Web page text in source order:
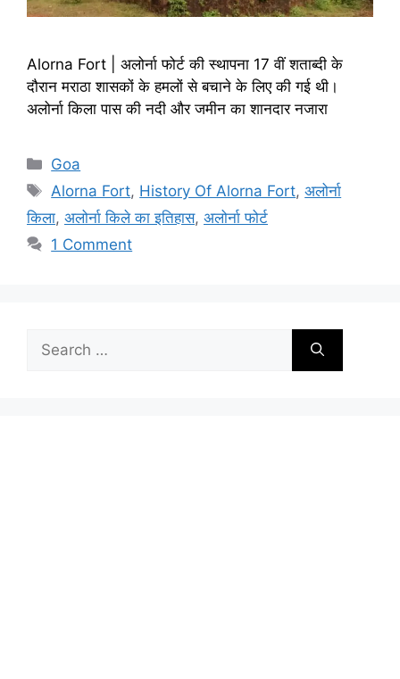
Alorna Fort | अलोर्ना फोर्ट की स्थापना 17 वीं शताब्दी के
दौरान मराठा शासकों के हमलों से बचाने के लिए की गई थी।
अलोर्ना किला पास की नदी और जमीन का शानदार नजारा
Categories
Goa
Tags
Alorna Fort, History Of Alorna Fort,अलोर्ना
किला, अलोर्ना किले का इतिहास, अलोर्ना फोर्ट
1 Comment
for: